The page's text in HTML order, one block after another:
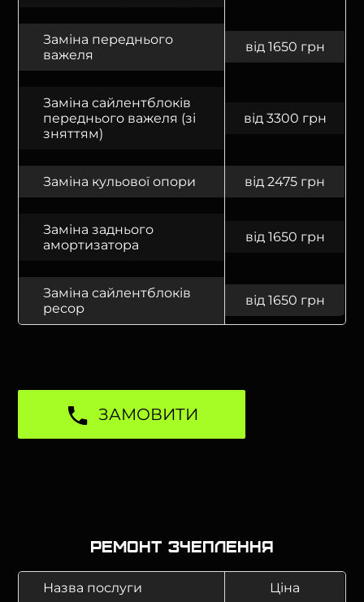
Заміна переднього
важеля
від 1650 грн
Заміна сайлентблоків
переднього важеля (зі
зняттям)
від 3300 грн
Заміна кульової опори від 2475 грн
Заміна заднього
амортизатора
від 1650 грн
Заміна сайлентблоків
ресор
від 1650 грн
ЗАМОВИТИ
Ремонт зчеплення
Назва послуги Ціна